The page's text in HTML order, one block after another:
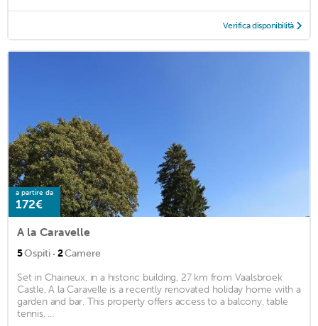
Verifica disponibilità
a partire da
172€
A la Caravelle
5Ospiti · 2Camere
Set in Chaineux, in a historic building, 27 km from Vaalsbroek
Castle, A la Caravelle is a recently renovated holiday home with a
garden and bar. This property offers access to a balcony, table
tennis, ...